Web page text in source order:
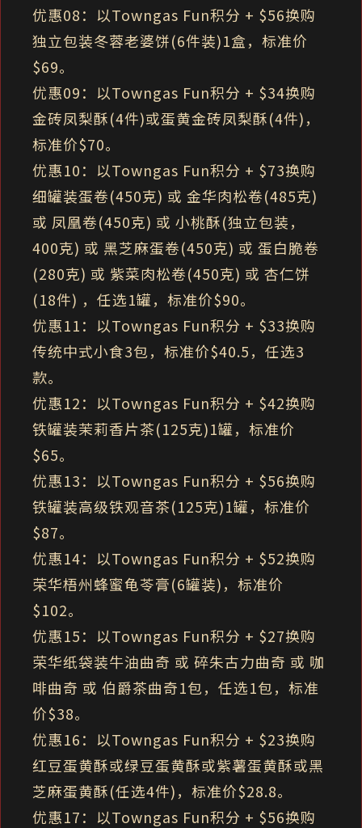
优惠08：以Towngas Fun积分 + $56换购
独立包装冬蓉老婆饼(6件装)1盒，标准价
$69。
优惠09：以Towngas Fun积分 + $34换购
金砖凤梨酥(4件)或蛋黄金砖凤梨酥(4件)，
标准价$70。
优惠10：以Towngas Fun积分 + $73换购
细罐装蛋卷(450克) 或 金华肉松卷(485克)
或 凤凰卷(450克) 或 小桃酥(独立包装，
400克) 或 黑芝麻蛋卷(450克) 或 蛋白脆卷
(280克) 或 紫菜肉松卷(450克) 或 杏仁饼
(18件) ，任选1罐，标准价$90。
优惠11：以Towngas Fun积分 + $33换购
传统中式小食3包，标准价$40.5，任选3
款。
优惠12：以Towngas Fun积分 + $42换购
铁罐装茉莉香片茶(125克)1罐，标准价
$65。
优惠13：以Towngas Fun积分 + $56换购
铁罐装高级铁观音茶(125克)1罐，标准价
$87。
优惠14：以Towngas Fun积分 + $52换购
荣华梧州蜂蜜龟苓膏(6罐装)，标准价
$102。
优惠15：以Towngas Fun积分 + $27换购
荣华纸袋装牛油曲奇 或 碎朱古力曲奇 或 咖
啡曲奇 或 伯爵茶曲奇1包，任选1包，标准
价$38。
优惠16：以Towngas Fun积分 + $23换购
红豆蛋黄酥或绿豆蛋黄酥或紫薯蛋黄酥或黑
芝麻蛋黄酥(任选4件)，标准价$28.8。
优惠17：以Towngas Fun积分 + $56换购